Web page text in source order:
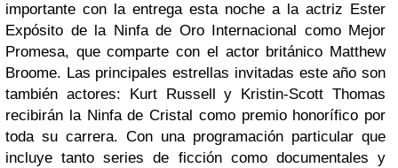
importante con la entrega esta noche a la actriz Ester
Expósito de la Ninfa de Oro Internacional como Mejor
Promesa, que comparte con el actor británico Matthew
Broome. Las principales estrellas invitadas este año son
también actores: Kurt Russell y Kristin-Scott Thomas
recibirán la Ninfa de Cristal como premio honorífico por
toda su carrera. Con una programación particular que
incluye tanto series de ficción como documentales y